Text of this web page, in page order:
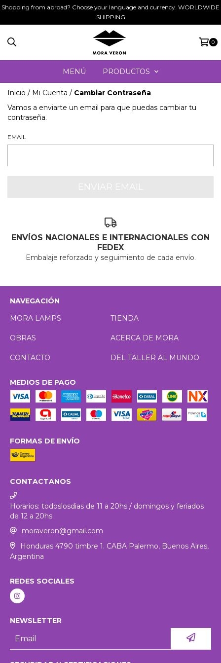
Shopping from abroad? Choose your language and currency. WORLDWIDE
SHIPPING
0
MENÚ PRODUCTOS
Inicio / Mi Cuenta / Cambiar Contraseña
Vamos a enviarte un email para que puedas cambiar tu
contraseña.
EMAIL
ENVÍOS NACIONALES E INTERNACIONALES CON
FEDEX
Embalaje reforzado y seguimiento de cada envío.
NAVEGACIÓN
MORA LAMPS
TIENDA
OBRAS ACERCA DE MORA
CONTACTO DEL TALLER AL MUNDO
MEDIOS DE PAGO
FORMAS DE ENVÍO
CONTACTANOS
Horarios: todoslosdias de 11 a 20hs / domingos y feriados
de 12 a 20hs
moraveron@gmail.com
Honduras 4790 timbre 1. CABA Palermo, Buenos Aires,
Argentina
REDES SOCIALES
NEWSLETTER